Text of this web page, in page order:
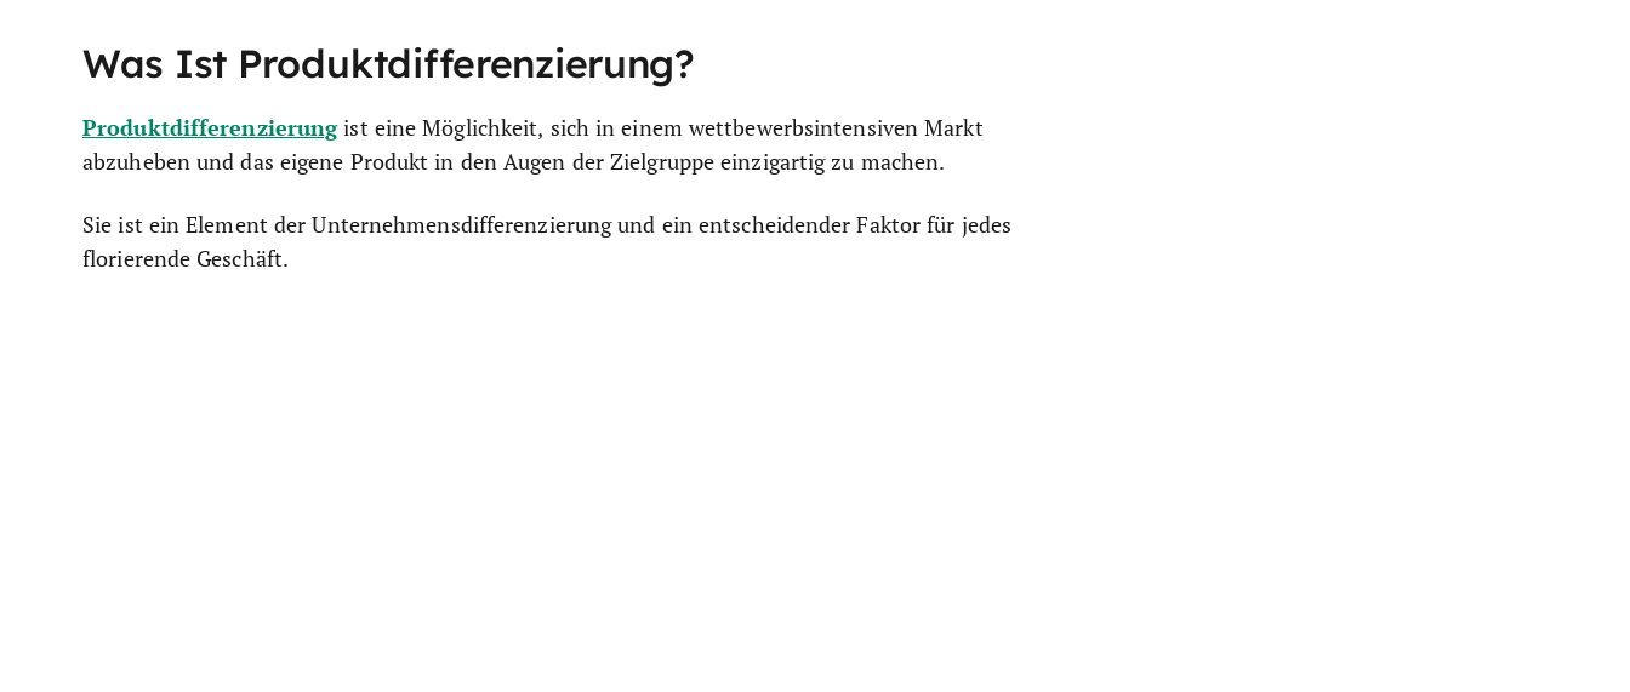
Was Ist Produktdifferenzierung?
Produktdifferenzierungist eine Möglichkeit, sich in einem wettbewerbsintensiven Markt
abzuheben und das eigene Produkt in den Augen der Zielgruppe einzigartig zu machen.
Sie ist ein Element der Unternehmensdifferenzierung und ein entscheidender Faktor für jedes
florierende Geschäft.